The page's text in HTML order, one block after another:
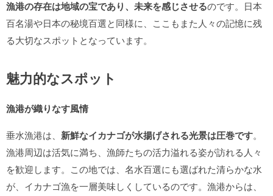
漁港の存在は地域の宝であり、未来を感じさせるのです。日本
百名湯や日本の秘境百選と同様に、ここもまた人々の記憶に残
る大切なスポットとなっています。
魅力的なスポット
漁港が織りなす風情
垂水漁港は、 新鮮なイカナゴが水揚げされる光景は圧巻です。
漁港周辺は活気に満ち、漁師たちの活力溢れる姿が訪れる人々
を歓迎します。この地では、名水百選にも選ばれた清らかな水
が、イカナゴ漁を一層美味しくしているのです。漁港からは、